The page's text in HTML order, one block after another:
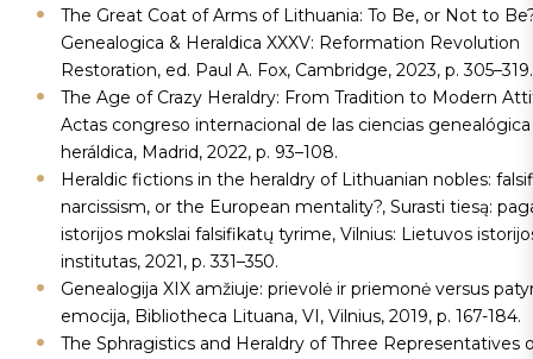
The Great Coat of Arms of Lithuania: To Be, or Not to
Genealogica & Heraldica XXXV: Reformation Revolution
Restoration, ed. Paul A. Fox, Cambridge, 2023, p. 305–319.
The Age of Crazy Heraldry: From Tradition to Modern
Actas congreso internacional de las ciencias
heráldica, Madrid, 2022, p. 93–108.
Heraldic fictions in the heraldry of Lithuanian nobles:
narcissism, or the European mentality?, Surasti tiesą:
istorijos mokslai falsifikatų tyrime, Vilnius: Lietuvos
institutas, 2021, p. 331–350.
Genealogija XIX amžiuje: prievolė ir priemonė versus
emocija, Bibliotheca Lituana, VI, Vilnius, 2019, p. 167-184.
The Sphragistics and Heraldry of Three Representatives